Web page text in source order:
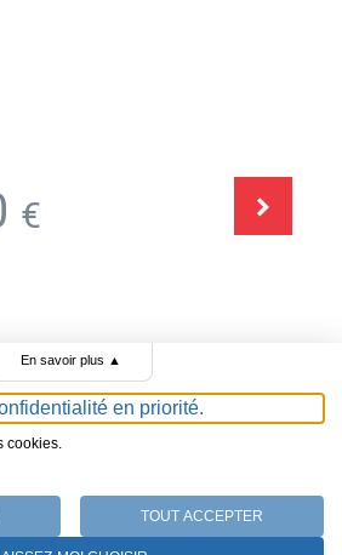
€
DE GARAGES À VENDRE
QUI SOMMES-NOUS
En savoir plus ▲
en priorité.
cookies.
TOUT ACCEPTER